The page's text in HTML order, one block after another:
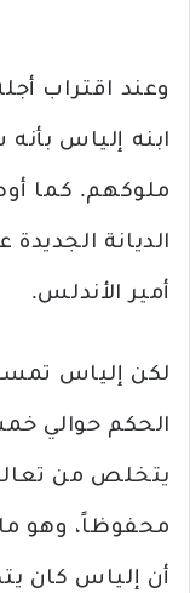
وعند اقتراب
ابنه إلياس
ملوكهم. كما
الديانة
أمير الأندلس.
لكن إلياس
الحكم حوالي
يتخلص من
محفوظاً، وهو
أن إلياس كان